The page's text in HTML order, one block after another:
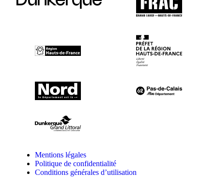
Mentions légales
Politique de confidentialité
Conditions générales d’utilisation